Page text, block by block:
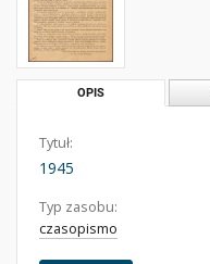
OPIS
Tytuł:
1945
Typ zasobu:
czasopismo